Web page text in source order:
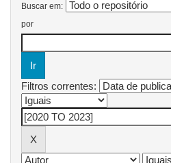
Buscar em:
por
Filtros correntes: